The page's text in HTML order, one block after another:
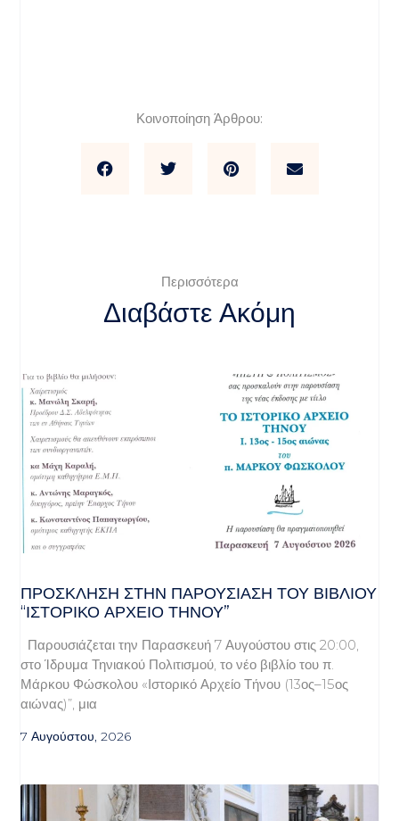
Κοινοποίηση Άρθρου:
Περισσότερα
Διαβάστε Ακόμη
ΠΡΌΣΚΛΗΣΗ ΣΤΗΝ ΠΑΡΟΥΣΊΑΣΗ ΤΟΥ ΒΙΒΛΊΟΥ
“ΙΣΤΟΡΙΚΌ ΑΡΧΕΊΟ ΤΉΝΟΥ”
Παρουσιάζεται την Παρασκευή 7 Αυγούστου στις 20:00,
στο Ίδρυμα Τηνιακού Πολιτισμού, το νέο βιβλίο του π.
Μάρκου Φώσκολου «Ιστορικό Αρχείο Τήνου (13ος–15ος
αιώνας)”, μια
7 Αυγούστου, 2026